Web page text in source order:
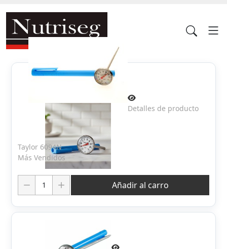
Detalles de producto
Taylor 6094N
Más Vendidos
Añadir al carro